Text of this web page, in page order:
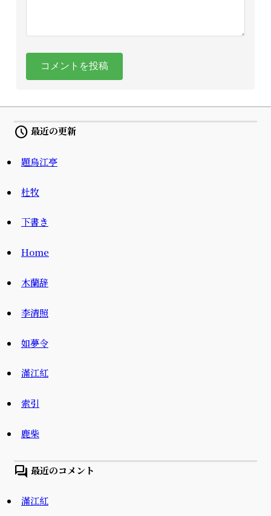
schedule 最近の更新
題烏江亭
杜牧
下書き
Home
木蘭辞
李清照
如夢令
滿江紅
索引
鹿柴
forum 最近のコメント
滿江紅
コメントを投稿